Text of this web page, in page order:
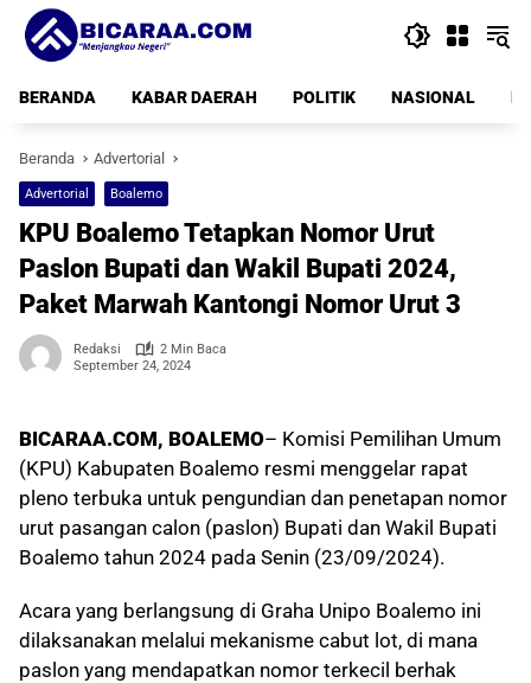
Langsung
konten
BERANDA
KABAR DAERAH POLITIK NASIONAL
Beranda Advertorial
Advertorial Boalemo
KPU Boalemo Tetapkan Nomor Urut
Paslon Bupati dan Wakil Bupati 2024,
Paket Marwah Kantongi Nomor Urut 3
Redaksi
2 Min Baca
September 24, 2024
BICARAA.COM, BOALEMO– Komisi Pemilihan Umum
(KPU) Kabupaten Boalemo resmi menggelar rapat
pleno terbuka untuk pengundian dan penetapan nomor
urut pasangan calon (paslon) Bupati dan Wakil Bupati
Boalemo tahun 2024 pada Senin (23/09/2024).
Acara yang berlangsung di Graha Unipo Boalemo ini
dilaksanakan melalui mekanisme cabut lot, di mana
paslon yang mendapatkan nomor terkecil berhak